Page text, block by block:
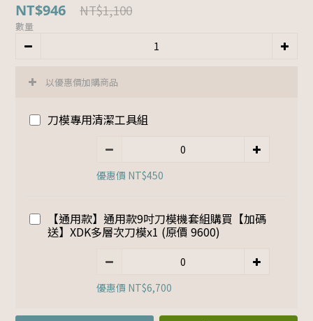
NT$946 NT$1,100
數量
以優惠價加購商品
刀模專用清潔工具組
優惠價 NT$450
【通用款】通用款9吋刀模機套組購買【加碼
送】XDK多層次刀模x1 (原價 9600)
優惠價 NT$6,700